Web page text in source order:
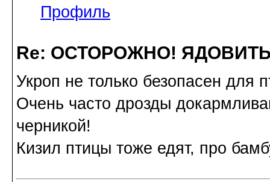
Профиль
Re: ОСТОРОЖНО!
Укроп не только безопасен для
Очень часто дрозды
черникой!
Кизил птицы тоже едят, про